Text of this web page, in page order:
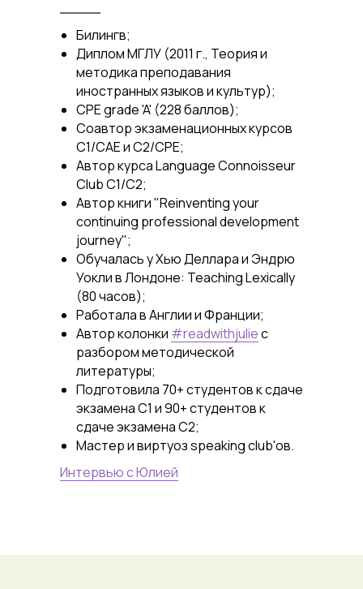
Билингв;
Диплом МГЛУ (2011 г., Теория и
методика преподавания
иностранных языков и культур);
CPE grade 'A' (228 баллов);
Соавтор экзаменационных курсов
C1/CAE и C2/CPE;
Автор курса Language Connoisseur
Club C1/C2;
Автор книги "Reinventing your
continuing professional development
journey";
Обучалась у Хью Деллара и Эндрю
Уокли в Лондоне: Teaching Lexically
(80 часов);
Работала в Англии и Франции;
Автор колонки #readwithjulieс
разбором методической
литературы;
Подготовила 70+ студентов к сдаче
экзамена C1 и 90+ студентов к
сдаче экзамена C2;
Мастер и виртуоз speaking club'ов.
Интервью с Юлией